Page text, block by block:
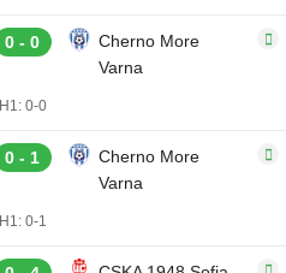
0 - 0
Cherno More
Varna
H1: 0-0
0 - 1
Cherno More
Varna
H1: 0-1